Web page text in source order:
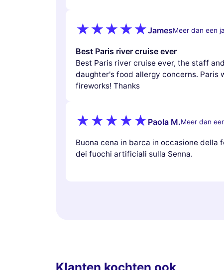
JamesMeer dan een
Best Paris river cruise ever
Best Paris river cruise ever, the staff
daughter's food allergy concerns. Paris
fireworks! Thanks
Paola M.Meer dan
Buona cena in barca in occasione della
dei fuochi artificiali sulla Senna.